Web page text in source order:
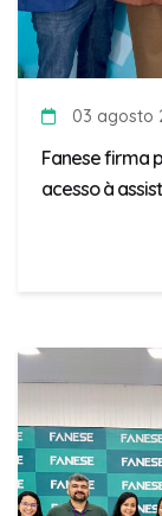
03 agosto
Fanese firma
acesso à